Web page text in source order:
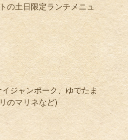
の土日限定ランチメニュ
ジャンポーク、ゆでたま
のマリネなど)